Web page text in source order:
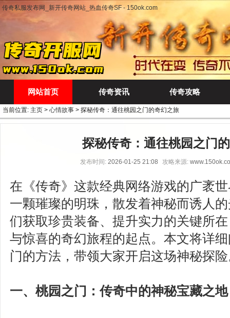
传奇私服发布网_新开传奇网站_热血传奇SF - 150ok.com
网站首页 传奇资讯 传奇攻略
当前位置: 主页 > 心情故事 > 探秘传奇：通往桃园之门的奇幻之旅
探秘传奇：通往桃园之门
发布时间: 2026-01-25 21:08 攻略来源:
在《传奇》这款经典网络游戏的广袤
一颗璀璨的明珠，散发着神秘而诱人
们获取珍贵装备、提升实力的关键所
与惊喜的奇幻旅程的起点。本文将详
门的方法，带领大家开启这场神秘探
一、桃园之门：传奇中的神秘宝藏之地